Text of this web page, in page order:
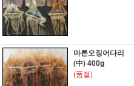
마른오징어다리
(中) 400g
(품절)